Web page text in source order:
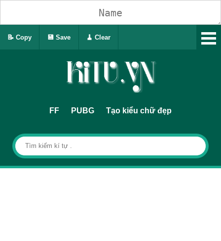
FF PUBG Tạo kiểu chữ đẹp
📝 Copy 💾 Save 🧹 Clear